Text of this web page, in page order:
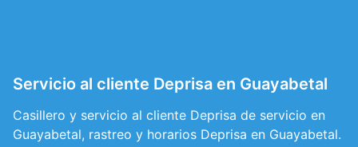
Servicio al cliente Deprisa en Guayabetal
Casillero y servicio al cliente Deprisa de servicio en
Guayabetal, rastreo y horarios Deprisa en Guayabetal.